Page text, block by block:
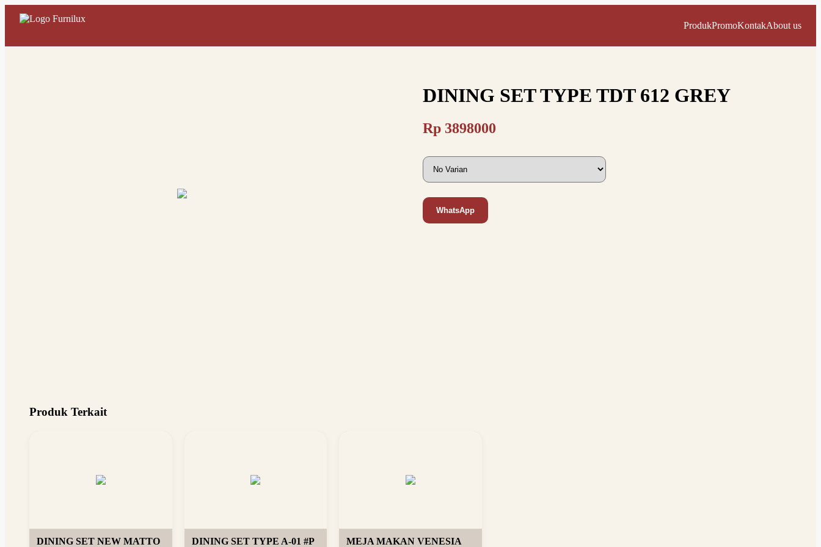
ProdukPromoKontakAbout us
DINING SET TYPE TDT 612 GREY
Rp 3898000
WhatsApp
Produk Terkait
DINING SET NEW MATTO DINING SET TYPE A-01 #P MEJA MAKAN VENESIA